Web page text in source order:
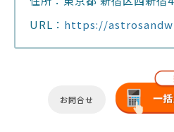
URL： https://
お問合せ